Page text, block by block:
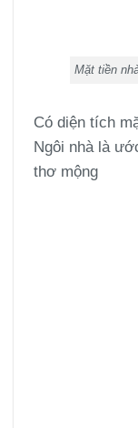
Mặt tiền
Có diện tích
Ngôi nhà là
thơ mộng